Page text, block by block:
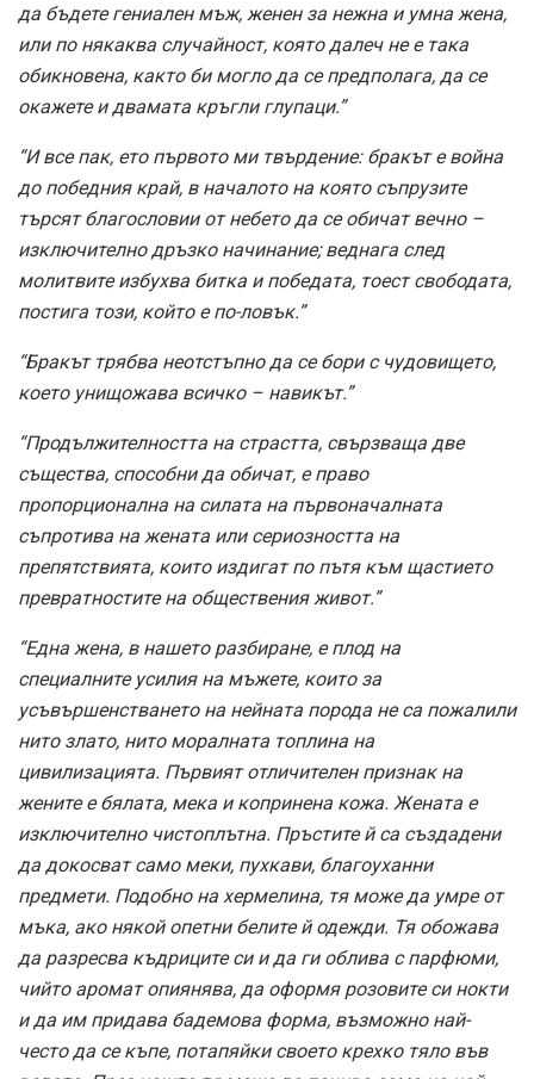
да бъдете гениален мъж, женен за нежна и умна жена,
или по някаква случайност, която далеч не е така
обикновена, както би могло да се предполага, да се
окажете и двамата кръгли глупаци.”
“И все пак, ето първото ми твърдение: бракът е война
до победния край, в началото на която съпрузите
търсят благословии от небето да се обичат вечно –
изключително дръзко начинание; веднага след
молитвите избухва битка и победата, тоест свободата,
постига този, който е по-ловък.”
“Бракът трябва неотстъпно да се бори с чудовището,
което унищожава всичко – навикът.”
“Продължителността на страстта, свързваща две
същества, способни да обичат, е право
пропорционална на силата на първоначалната
съпротива на жената или сериозността на
препятствията, които издигат по пътя към щастието
превратностите на обществения живот.”
“Една жена, в нашето разбиране, е плод на
специалните усилия на мъжете, които за
усъвършенстването на нейната порода не са пожалили
нито злато, нито моралната топлина на
цивилизацията. Първият отличителен признак на
жените е бялата, мека и копринена кожа. Жената е
изключително чистоплътна. Пръстите й са създадени
да докосват само меки, пухкави, благоуханни
предмети. Подобно на хермелина, тя може да умре от
мъка, ако някой опетни белите й одежди. Тя обожава
да разресва къдриците си и да ги облива с парфюми,
чийто аромат опиянява, да оформя розовите си нокти
и да им придава бадемова форма, възможно най-
често да се къпе, потапяйки своето крехко тяло във